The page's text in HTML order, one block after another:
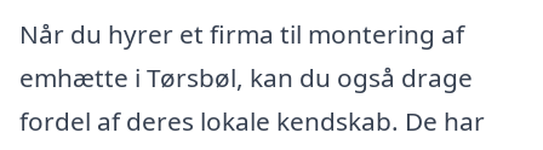
Når du hyrer et firma til montering af
emhætte i Tørsbøl, kan du også drage
fordel af deres lokale kendskab. De har